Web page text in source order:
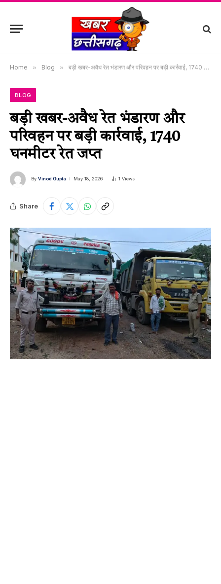
Home » Blog » बड़ी खबर-अवैध रेत भंडारण और परिवहन पर बड़ी कार्रवाई, 1740 घनमीटर रेत जप्त
BLOG
बड़ी खबर-अवैध रेत भंडारण और
परिवहन पर बड़ी कार्रवाई, 1740
घनमीटर रेत जप्त
By Vinod Gupta May 18, 2026 1 Views
Share